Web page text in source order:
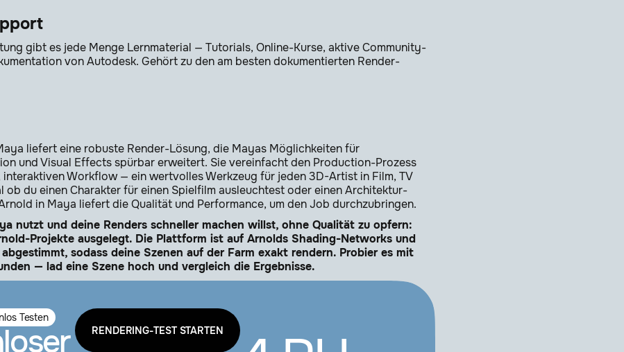
gibt es jede Menge Lernmaterial — Tutorials, Online-Kurse, aktive Community-
von Autodesk. Gehört zu den am besten dokumentierten Render-
liefert eine robuste Render-Lösung, die Mayas Möglichkeiten für
und Visual Effects spürbar erweitert. Sie vereinfacht den Production-Prozess
Workflow — ein wertvolles Werkzeug für jeden 3D-Artist in Film, TV
ob du einen Charakter für einen Spielfilm ausleuchtest oder einen Architektur-
in Maya liefert die Qualität und Performance, um den Job durchzubringen.
nutzt und deine Renders schneller machen willst, ohne Qualität zu opfern:
Projekte ausgelegt. Die Plattform ist auf Arnolds Shading-Networks und
sodass deine Szenen auf der Farm exakt rendern. Probier es mit
— lad eine Szene hoch und vergleich die Ergebnisse.
Testen
RENDERING-TEST STARTEN